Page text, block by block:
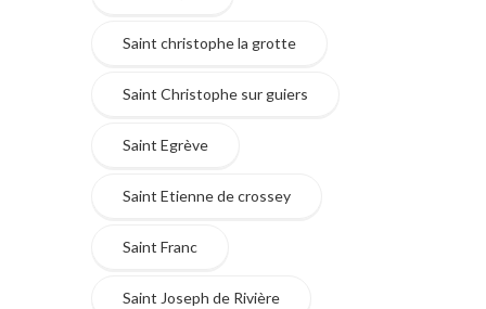
Saint christophe la grotte
Saint Christophe sur guiers
Saint Egrève
Saint Etienne de crossey
Saint Franc
Saint Joseph de Rivière